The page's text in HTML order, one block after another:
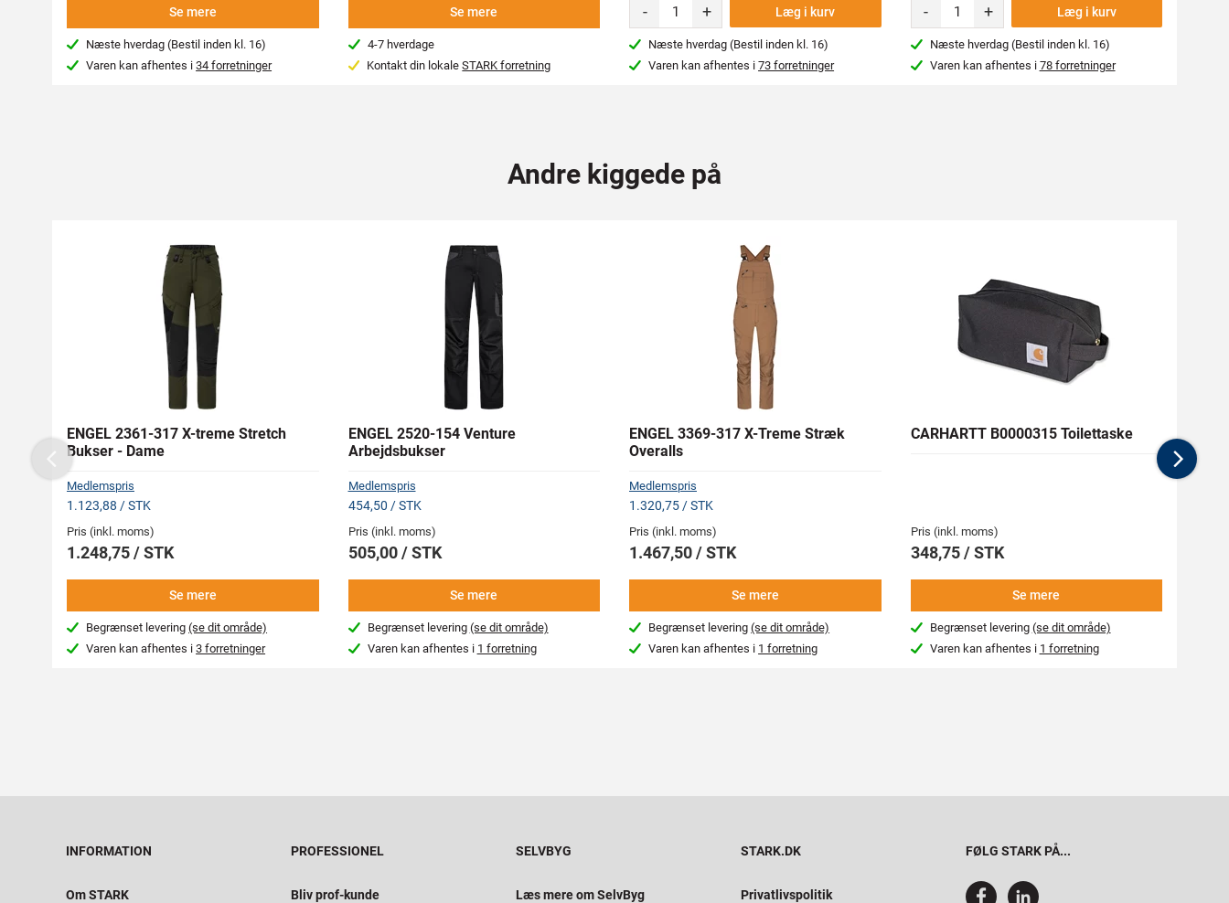
Se mere
Næste hverdag (Bestil inden kl. 16)
Varen kan afhentes i34 forretninger
Se mere
4-7 hverdage
Kontakt din lokaleSTARK forretning
- + Læg i kurv
Næste hverdag (Bestil inden kl. 16)
Varen kan afhentes i73 forretninger
- + Læg i kurv
Næste hverdag (Bestil inden kl. 16)
Varen kan afhentes i 78 forretninger
Andre kiggede på
ENGEL 2361-317 X-treme Stretch
Bukser - Dame
Medlemspris
1.123,88 / STK
Pris (inkl. moms)
1.248,75 / STK
Se mere
Begrænset levering(se dit område)
Varen kan afhentes i3 forretninger
ENGEL 2520-154 Venture
Arbejdsbukser
Medlemspris
454,50 / STK
Pris (inkl. moms)
505,00 / STK
Se mere
Begrænset levering (se dit område)
Varen kan afhentes i 1 forretning
ENGEL 3369-317 X-Treme Stræk
Overalls
Medlemspris
1.320,75 / STK
Pris (inkl. moms)
1.467,50 / STK
Se mere
Begrænset levering(se dit område)
Varen kan afhentes i 1 forretning
CARHARTT B0000315 Toilettaske
Pris (inkl. moms)
348,75 / STK
Se mere
Begrænset levering (se dit område)
Varen kan afhentes i 1 forretning
med
Previous
INFORMATION
Om STARK
PROFESSIONEL
Bliv prof-kunde
SELVBYG
Læs mere om SelvByg
STARK.DK
Privatlivspolitik
FØLG STARK PÅ...